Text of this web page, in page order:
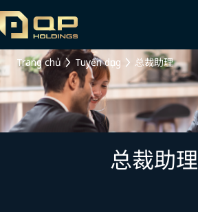
Trang chủ Tuyển dụng 总裁助理
总裁助理